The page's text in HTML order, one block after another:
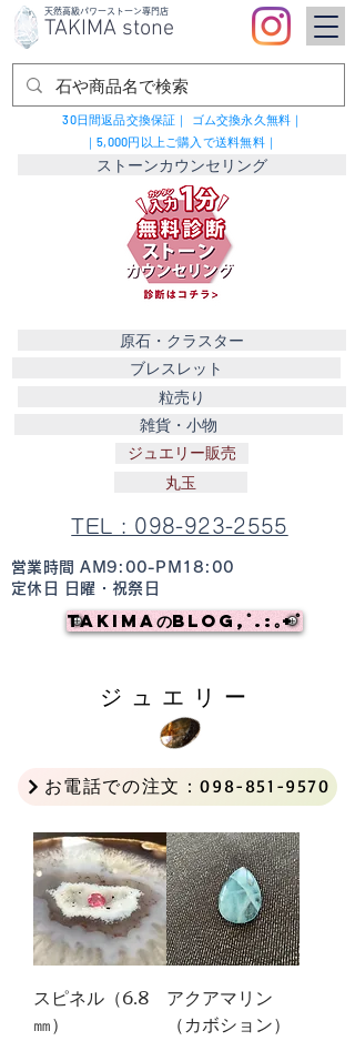
TAKIMA stone
​天然高級パワーストーン専門店
｜5,000円以上ご購入で送料無料｜
30日間返品交換保証｜ ゴム交換永久無料｜
TEL : 098-923-2555
原石・クラスター
ブレスレット
粒売り
雑貨・小物
ストーンカウンセリング
ジュエリー販売
丸玉
営業時間 AM9:00-PM18:00
定休日 日曜・祝祭日
TAKIMAのBlog,ﾟ.:｡+ﾟ
ジュエリー
お電話での注文：098-851-9570
スピネル（6.8
㎜）
アクアマリン
（カボション）